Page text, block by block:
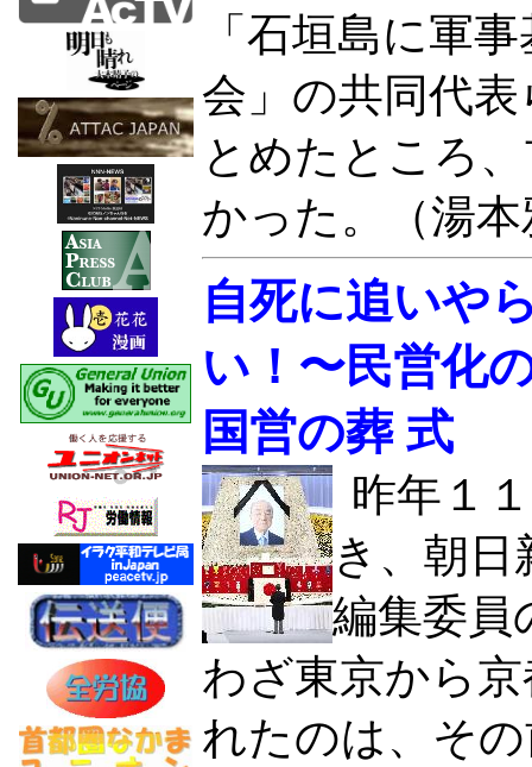
「石垣島に軍
会」の共同代
とめたところ
かった。（湯
自死に追いや
い！〜民営化
国営の葬 式
昨年１
き、朝
編集委員
わざ東京から
れたのは、そ